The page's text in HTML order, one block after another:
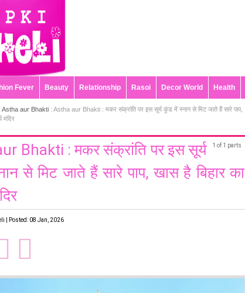
Fever Beauty Relationship Rasoi Decor World Health
Astha aur Bhakti : Astha aur Bhakti : मकर संक्रांति पर इस सूर्य कुंड में स्नान से मिट जाते हैं सारे पाप,
मंदिर
1 of 1 parts
Bhakti : मकर संक्रांति पर इस सूर्य
से मिट जाते हैं सारे पाप, खास है बिहार का
| Posted: 08 Jan, 2026